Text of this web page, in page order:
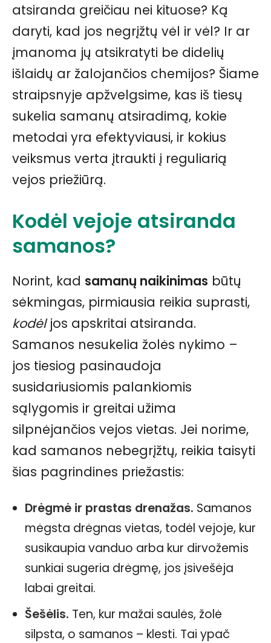
atsiranda greičiau nei kituose? Ką
daryti, kad jos negrįžtų vėl ir vėl? Ir ar
įmanoma jų atsikratyti be didelių
išlaidų ar žalojančios chemijos? Šiame
straipsnyje apžvelgsime, kas iš tiesų
sukelia samanų atsiradimą, kokie
metodai yra efektyviausi, ir kokius
veiksmus verta įtraukti į reguliarią
vejos priežiūrą.
Kodėl vejoje atsiranda
samanos?
Norint, kad samanų naikinimas būtų
sėkmingas, pirmiausia reikia suprasti,
kodėljos apskritai atsiranda.
Samanos nesukelia žolės nykimo –
jos tiesiog pasinaudoja
susidariusiomis palankiomis
sąlygomis ir greitai užima
silpnėjančios vejos vietas. Jei norime,
kad samanos nebegrįžtų, reikia taisyti
šias pagrindines priežastis:
Drėgmė ir prastas drenažas. Samanos
mėgsta drėgnas vietas, todėl vejoje, kur
susikaupia vanduo arba kur dirvožemis
sunkiai sugeria drėgmę, jos įsivešėja
labai greitai.
Šešėlis. Ten, kur mažai saulės, žolė
silpsta, o samanos – klesti. Tai ypač